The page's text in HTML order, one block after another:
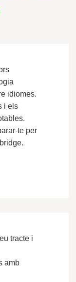
idiomes.
i els
te per
tracte i
amb